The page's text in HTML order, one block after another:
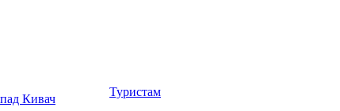
Кивач
Туристам